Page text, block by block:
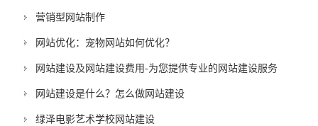
营销型网站制作
网站优化：宠物网站如何优化？
网站建设及网站建设费用-为您提供专业的网站建设服务
网站建设是什么？怎么做网站建设
绿泽电影艺术学校网站建设